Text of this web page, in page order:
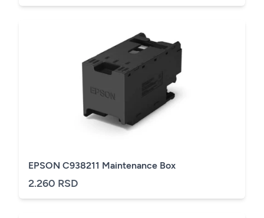
EPSON C938211 Maintenance Box
2.260 RSD